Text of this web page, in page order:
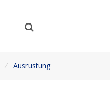
/ Ausrustung